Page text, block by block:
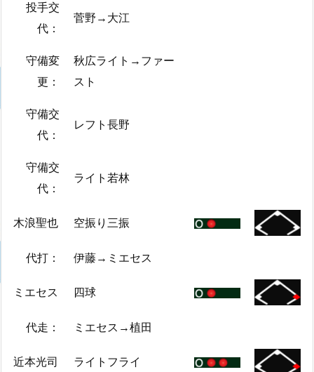
投手交
代：
菅野→大江
守備変
更：
秋広ライト→ファー
スト
守備交
代：
レフト長野
守備交
代：
ライト若林
木浪聖也 空振り三振
代打： 伊藤→ミエセス
ミエセス 四球
代走： ミエセス→植田
近本光司 ライトフライ